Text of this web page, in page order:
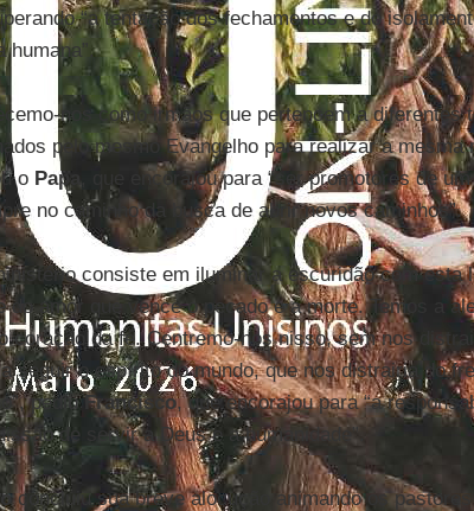
“a tentação dos fechamentos e do
humana”.
nos como irmãos que pertencem a diferentes
pelo mesmo Evangelho para realizar a mesma
o Papa , que encorajou para “ser promotores de
no caminho da busca de abrir novos caminhos”.
consiste em iluminar a escuridão com esta
do amor que vence o pecado e a morte. Temos a
coração da fé. Centremo-nos nisso, sem nos
seguir o espírito do mundo, que nos distrairia do
pediuFrancisco, que encorajou para “a
de servir a Deus e a humanidade”.
concluiu sua breve alocução animando os